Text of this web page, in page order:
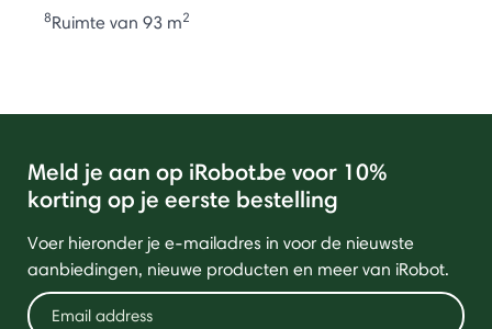
8Ruimte van 93 m2
Meld je aan op iRobot.be voor 10%
korting op je eerste bestelling
Voer hieronder je e-mailadres in voor de nieuwste
aanbiedingen, nieuwe producten en meer van iRobot.